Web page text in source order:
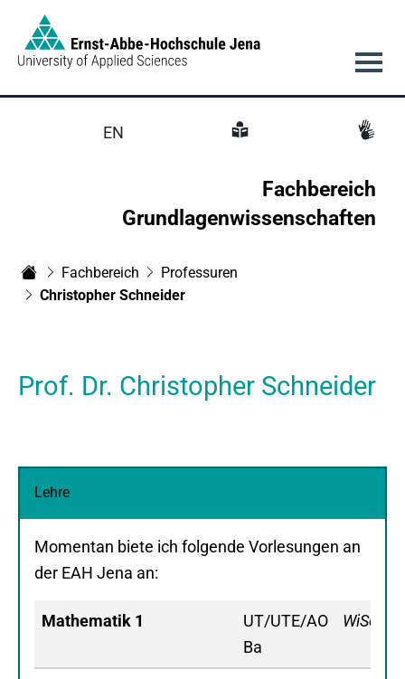
EN
Fachbereich
Grundlagenwissenschaften
Fachbereich Grundlagenwissenschaften
Fachbereich
Professuren
Christopher Schneider
Prof. Dr. Christopher Schneider
Lehre
Momentan biete ich folgende Vorlesungen an
der EAH Jena an:
Mathematik 1
UT/UTE/AO
Ba
WiSe